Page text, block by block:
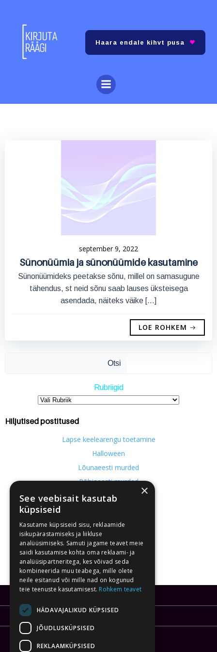
content
Haara endale kihvt pusa
september 9, 2022
Sünonüümia ja sünonüümide kasutamine
Sünonüümideks peetakse sõnu, millel on samasugune
tähendus, st neid sõnu saab lauses üksteisega
asendada, näiteks väike […]
LOE ROHKEM
Otsi
Rubriigid
Hiljutised postitused
Lapse keelearengu toetamine
Halloween
Lõunaeesti murded
Põhjaeesti murded
Kirjavead meie kultuuriruumis
(+372) 550 2690
×
See veebisait kasutab
küpsiseid
Kasutame küpsiseid sisu, reklaamide
isikupärastamiseks ja liikluse
analüüsimiseks. Samuti jagame teavet meie
saidi kasutamise kohta oma reklaami- ja
analüüsipartneritega, kes võivad seda
kombineerida muu teabega, mille olete
neile esitanud või mille nad on kogunud
teie teenuste kasutamisest. Rohkem teavet
HÄDAVAJALIKUD KÜPSISED
JÕUDLUSKÜPSISED
REKLAAMKÜPSISED